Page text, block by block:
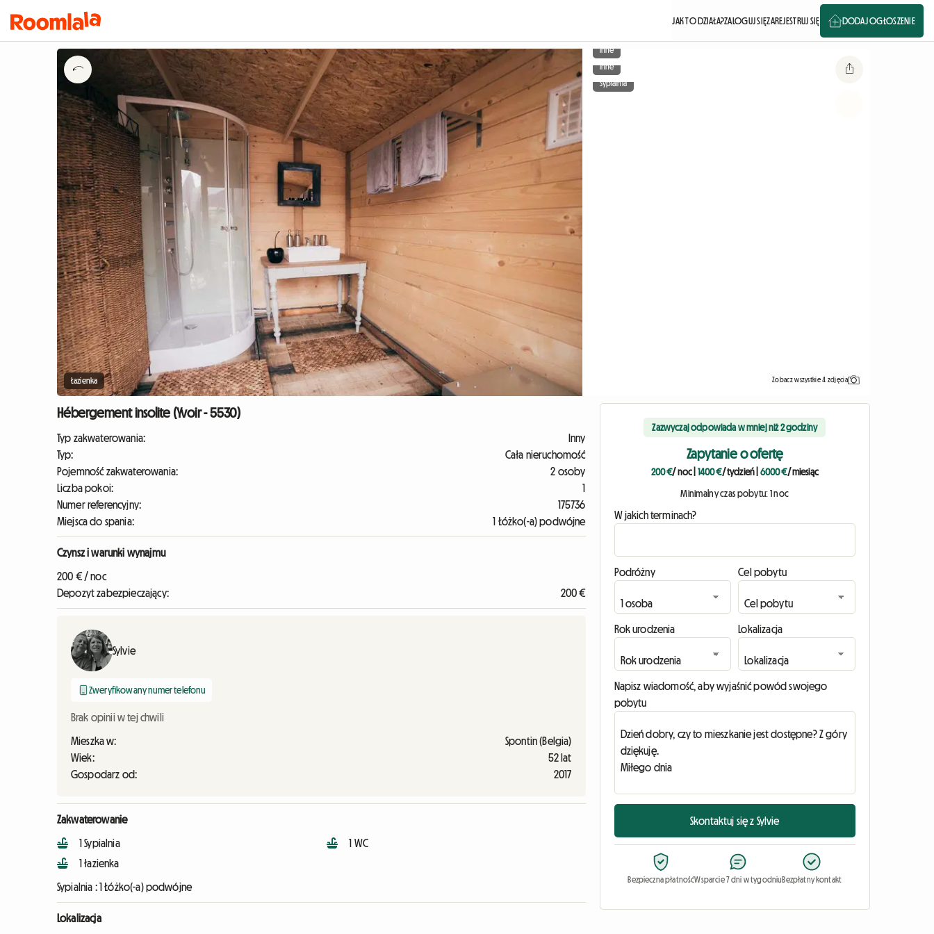
JAK TO DZIAŁA?ZALOGUJ SIĘZAREJESTRUJ SIĘ DODAJ OGŁOSZENIE
Łazienka
Inne
Inne
Sypialnia
Zobacz wszystkie 4 zdjęcia
Hébergement insolite (Yvoir - 5530)
Typ zakwaterowania:
Inny
Typ:
Cała nieruchomość
Pojemność zakwaterowania:
2 osoby
Liczba pokoi:
1
Numer referencyjny:
175736
Miejsca do spania:
1 Łóżko(-a) podwójne
Czynsz i warunki wynajmu
200 € / noc
Depozyt zabezpieczający:
200 €
Sylvie
Zweryfikowany numer telefonu
Brak opinii w tej chwili
Mieszka w:
Spontin (Belgia)
Wiek:
52 lat
Gospodarz od:
2017
Zakwaterowanie
1 Sypialnia
1 łazienka
1 WC
Sypialnia :1 Łóżko(-a) podwójne
Lokalizacja
Zazwyczaj odpowiada w mniej niż 2 godziny
Zapytanie o ofertę
200 €/ noc 1400 €/ tydzień 6000 €/ miesiąc
Minimalny czas pobytu: 1 noc
W jakich terminach?
Podróżny Cel pobytu
Rok urodzenia Lokalizacja
Napisz wiadomość, aby wyjaśnić powód swojego
pobytu
Skontaktuj się z Sylvie
Bezpieczna płatnośćWsparcie 7 dni w tygodniuBezpłatny kontakt